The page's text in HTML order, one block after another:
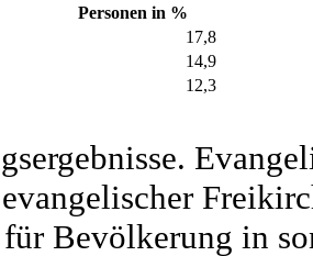
Personen in %
17,8
14,9
12,3
Bevölkerung in